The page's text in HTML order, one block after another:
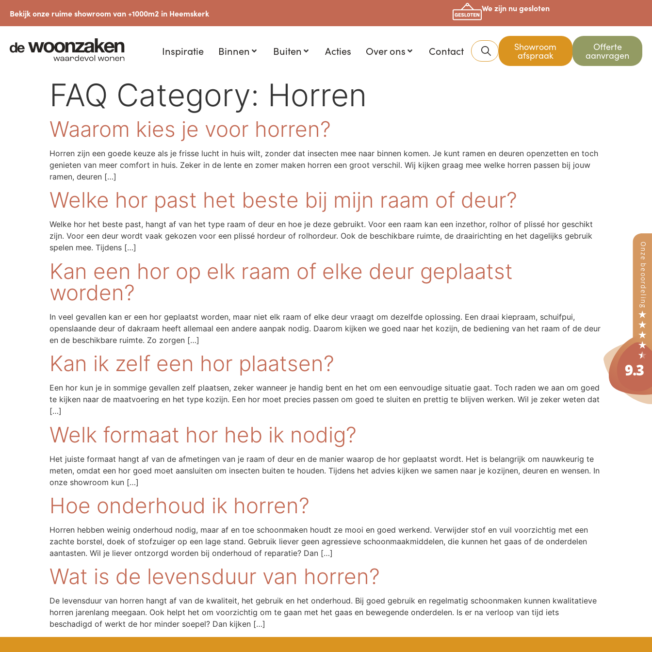
Bekijk onze ruime showroom van +1000m2 in Heemskerk We zijn nu gesloten
Inspiratie Binnen Buiten Acties Over ons Contact Showroom
afspraak
Offerte
aanvragen
FAQ Category: Horren
Waarom kies je voor horren?
Horren zijn een goede keuze als je frisse lucht in huis wilt, zonder dat insecten mee naar binnen komen. Je kunt ramen en deuren openzetten en toch
genieten van meer comfort in huis. Zeker in de lente en zomer maken horren een groot verschil. Wij kijken graag mee welke horren passen bij jouw
ramen, deuren […]
Welke hor past het beste bij mijn raam of deur?
Welke hor het beste past, hangt af van het type raam of deur en hoe je deze gebruikt. Voor een raam kan een inzethor, rolhor of plissé hor geschikt
zijn. Voor een deur wordt vaak gekozen voor een plissé hordeur of rolhordeur. Ook de beschikbare ruimte, de draairichting en het dagelijks gebruik
spelen mee. Tijdens […]
Kan een hor op elk raam of elke deur geplaatst
worden?
In veel gevallen kan er een hor geplaatst worden, maar niet elk raam of elke deur vraagt om dezelfde oplossing. Een draai kiepraam, schuifpui,
openslaande deur of dakraam heeft allemaal een andere aanpak nodig. Daarom kijken we goed naar het kozijn, de bediening van het raam of de deur
en de beschikbare ruimte. Zo zorgen […]
Kan ik zelf een hor plaatsen?
Een hor kun je in sommige gevallen zelf plaatsen, zeker wanneer je handig bent en het om een eenvoudige situatie gaat. Toch raden we aan om goed
te kijken naar de maatvoering en het type kozijn. Een hor moet precies passen om goed te sluiten en prettig te blijven werken. Wil je zeker weten dat
[…]
Welk formaat hor heb ik nodig?
Het juiste formaat hangt af van de afmetingen van je raam of deur en de manier waarop de hor geplaatst wordt. Het is belangrijk om nauwkeurig te
meten, omdat een hor goed moet aansluiten om insecten buiten te houden. Tijdens het advies kijken we samen naar je kozijnen, deuren en wensen. In
onze showroom kun […]
Hoe onderhoud ik horren?
Horren hebben weinig onderhoud nodig, maar af en toe schoonmaken houdt ze mooi en goed werkend. Verwijder stof en vuil voorzichtig met een
zachte borstel, doek of stofzuiger op een lage stand. Gebruik liever geen agressieve schoonmaakmiddelen, die kunnen het gaas of de onderdelen
aantasten. Wil je liever ontzorgd worden bij onderhoud of reparatie? Dan […]
Wat is de levensduur van horren?
De levensduur van horren hangt af van de kwaliteit, het gebruik en het onderhoud. Bij goed gebruik en regelmatig schoonmaken kunnen kwalitatieve
horren jarenlang meegaan. Ook helpt het om voorzichtig om te gaan met het gaas en bewegende onderdelen. Is er na verloop van tijd iets
beschadigd of werkt de hor minder soepel? Dan kijken […]